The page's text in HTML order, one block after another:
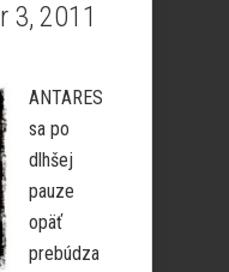
3, 2011
ANTARES
sa po
dlhšej
pauze
opäť
prebúdza